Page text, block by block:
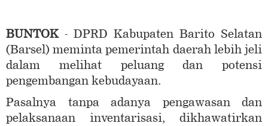
BUNTOK- DPRD Kabupaten Barito Selatan
(Barsel) meminta pemerintah daerah lebih jeli
dalam melihat peluang dan potensi
pengembangan kebudayaan.
Pasalnya tanpa adanya pengawasan dan
pelaksanaan inventarisasi, dikhawatirkan